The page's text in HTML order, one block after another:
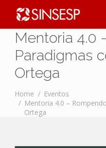
Mentoria 4.0
Paradigmas
Ortega
Home
Eventos
Mentoria 4.0 –
Ortega